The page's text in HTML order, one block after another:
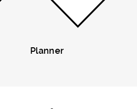
Planner